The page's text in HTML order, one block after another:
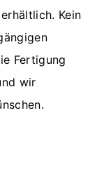
Kein
Fertigung
wir